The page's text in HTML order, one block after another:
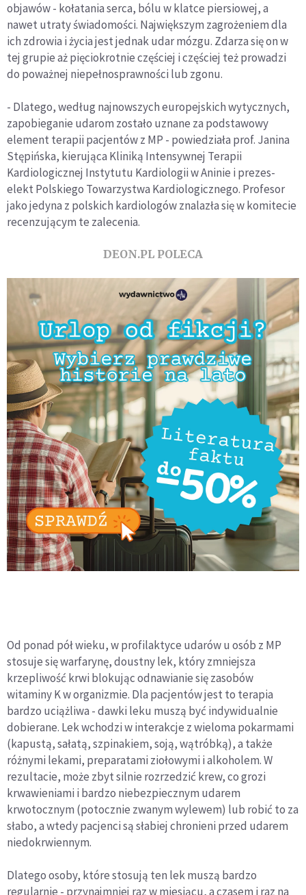
objawów - kołatania serca, bólu w klatce piersiowej, a
nawet utraty świadomości. Największym zagrożeniem dla
ich zdrowia i życia jest jednak udar mózgu. Zdarza się on w
tej grupie aż pięciokrotnie częściej i częściej też prowadzi
do poważnej niepełnosprawności lub zgonu.
- Dlatego, według najnowszych europejskich wytycznych,
zapobieganie udarom zostało uznane za podstawowy
element terapii pacjentów z MP - powiedziała prof. Janina
Stępińska, kierująca Kliniką Intensywnej Terapii
Kardiologicznej Instytutu Kardiologii w Aninie i prezes-
elekt Polskiego Towarzystwa Kardiologicznego. Profesor
jako jedyna z polskich kardiologów znalazła się w komitecie
recenzującym te zalecenia.
DEON.PL POLECA
Od ponad pół wieku, w profilaktyce udarów u osób z MP
stosuje się warfarynę, doustny lek, który zmniejsza
krzepliwość krwi blokując odnawianie się zasobów
witaminy K w organizmie. Dla pacjentów jest to terapia
bardzo uciążliwa - dawki leku muszą być indywidualnie
dobierane. Lek wchodzi w interakcje z wieloma pokarmami
(kapustą, sałatą, szpinakiem, soją, wątróbką), a także
różnymi lekami, preparatami ziołowymi i alkoholem. W
rezultacie, może zbyt silnie rozrzedzić krew, co grozi
krwawieniami i bardzo niebezpiecznym udarem
krwotocznym (potocznie zwanym wylewem) lub robić to za
słabo, a wtedy pacjenci są słabiej chronieni przed udarem
niedokrwiennym.
Dlatego osoby, które stosują ten lek muszą bardzo
regularnie - przynajmniej raz w miesiącu, a czasem i raz na